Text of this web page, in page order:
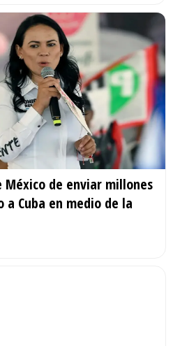
México de enviar millones
Cuba en medio de la